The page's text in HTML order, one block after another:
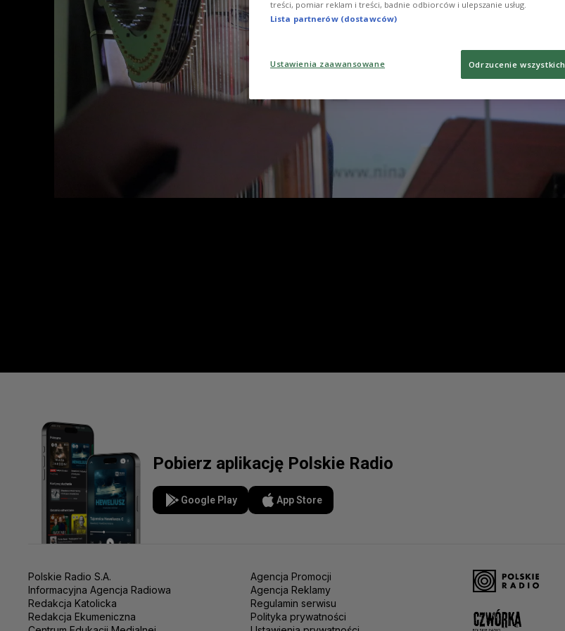
Pobierz aplikację Polskie Radio
Google Play App Store
Polskie Radio S.A.
Informacyjna Agencja Radiowa
Redakcja Katolicka
Redakcja Ekumeniczna
Agencja Promocji
Agencja Reklamy
Regulamin serwisu
Polityka prywatności
treści, pomiar reklam i treści, badnie odbiorców i ulepszanie usług.
Lista partnerów (dostawców)
Ustawienia zaawansowane Odrzucenie wszystkich